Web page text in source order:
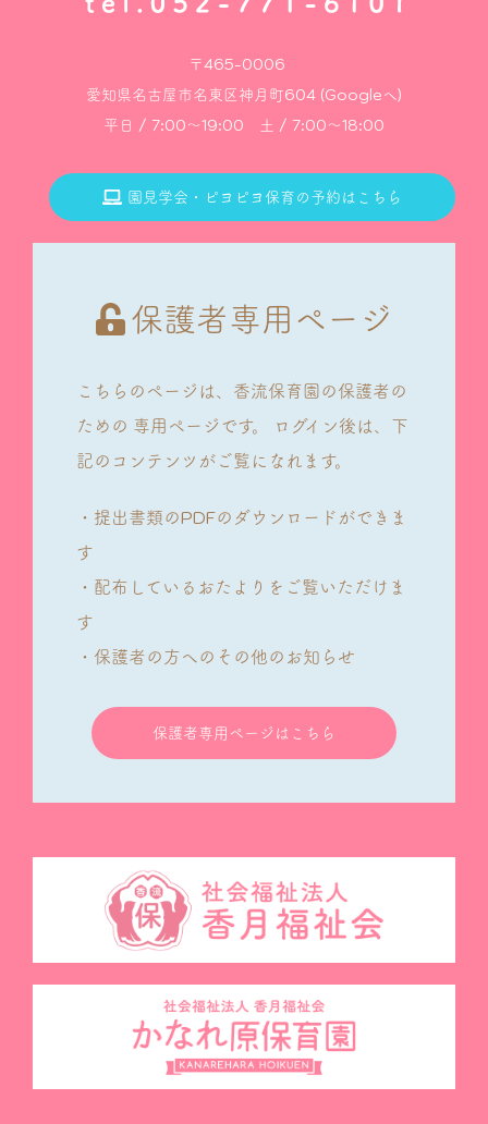
〒465-0006
愛知県名古屋市名東区神月町604 (Googleへ)
平日 / 7:00～19:00 土 / 7:00～18:00
園見学会・ピヨピヨ保育の予約はこちら
保護者専用ページ
こちらのページは、香流保育園の保護者の
ための 専用ページです。
ログイン後は、下
記のコンテンツがご覧になれます。
・提出書類のPDFのダウンロードができま
す
・配布しているおたよりをご覧いただけま
す
・保護者の方へのその他のお知らせ
保護者専用ページはこちら